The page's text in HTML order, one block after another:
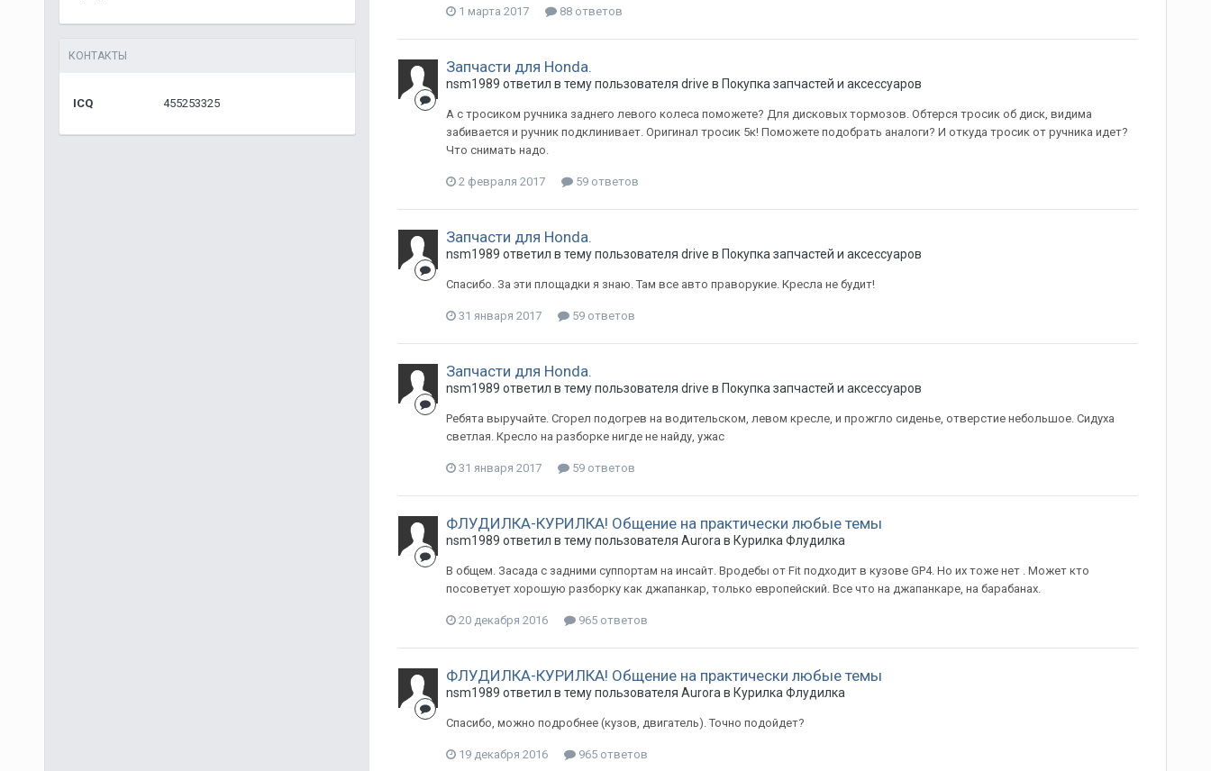
КОНТАКТЫ
ICQ 455253325
1 марта 2017 88 ответов
Запчасти для Honda.
nsm1989 ответил в тему пользователя drive в Покупка запчастей и аксессуаров
А с тросиком ручника заднего левого колеса поможете? Для дисковых тормозов. Обтерся тросик об диск, видима
забивается и ручник подклинивает. Оригинал тросик 5к! Поможете подобрать аналоги? И откуда тросик от ручника идет?
Что снимать надо.
2 февраля 2017 59 ответов
Запчасти для Honda.
nsm1989 ответил в тему пользователя drive в Покупка запчастей и аксессуаров
Спасибо. За эти площадки я знаю. Там все авто праворукие. Кресла не будит!
31 января 2017 59 ответов
Запчасти для Honda.
nsm1989 ответил в тему пользователя drive в Покупка запчастей и аксессуаров
Ребята выручайте. Сгорел подогрев на водительском, левом кресле, и прожгло сиденье, отверстие небольшое. Сидуха
светлая. Кресло на разборке нигде не найду, ужас
31 января 2017 59 ответов
ФЛУДИЛКА-КУРИЛКА! Общение на практически любые темы
nsm1989 ответил в тему пользователя Aurora в Курилка Флудилка
В общем. Засада с задними суппортам на инсайт. Вродебы от Fit подходит в кузове GP4. Но их тоже нет . Может кто
посоветует хорошую разборку как джапанкар, только европейский. Все что на джапанкаре, на барабанах.
20 декабря 2016 965 ответов
ФЛУДИЛКА-КУРИЛКА! Общение на практически любые темы
nsm1989 ответил в тему пользователя Aurora в Курилка Флудилка
Спасибо, можно подробнее (кузов, двигатель). Точно подойдет?
19 декабря 2016 965 ответов